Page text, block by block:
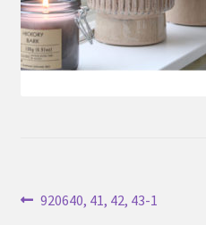
Inläggsnavigering
Föregående
920640, 41, 42, 43-1